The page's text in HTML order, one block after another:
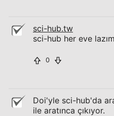
sci-hub.tw
sci-hub her eve lazım
0
Doi'yle sci-hub'da
ile aratınca çıkıyor.